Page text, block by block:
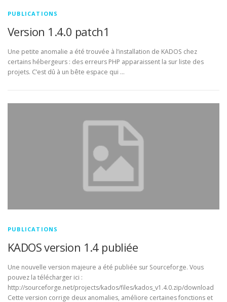
PUBLICATIONS
Version 1.4.0 patch1
Une petite anomalie a été trouvée à l’installation de KADOS chez
certains hébergeurs : des erreurs PHP apparaissent la sur liste des
projets. C’est dû à un bête espace qui …
PUBLICATIONS
KADOS version 1.4 publiée
Une nouvelle version majeure a été publiée sur Sourceforge. Vous
pouvez la télécharger ici :
http://sourceforge.net/projects/kados/files/kados_v1.4.0.zip/download
Cette version corrige deux anomalies, améliore certaines fonctions et